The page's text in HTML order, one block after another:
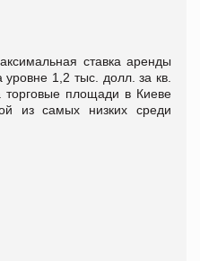
ставка аренды
1,2 тыс. долл. за кв.
торговые площади в Киеве
из самых низких среди